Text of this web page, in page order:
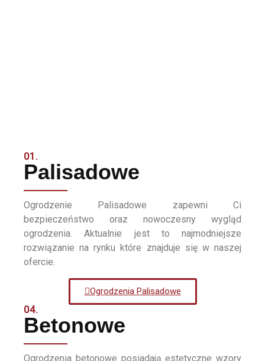
01.
Palisadowe
Ogrodzenie Palisadowe zapewni Ci
bezpieczeństwo oraz nowoczesny wygląd
ogrodzenia. Aktualnie jest to najmodniejsze
rozwiązanie na rynku które znajduje się w naszej
ofercie.
Ogrodzenia Palisadowe
04.
Betonowe
Ogrodzenia betonowe posiadają estetyczne wzory